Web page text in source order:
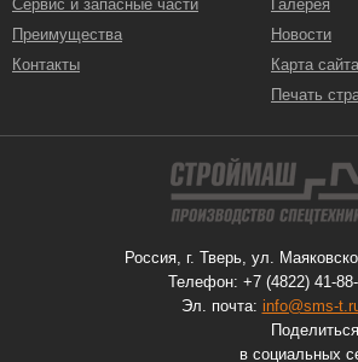
Сервис и запасные части
Преимущества
Контакты
Галерея
Новости
Карта сайта
Печать
Россия, г. Тверь, ул.
Телефон: +7 (4822) 41-
Эл. почта: info@sms-
Поделиться
в социальных